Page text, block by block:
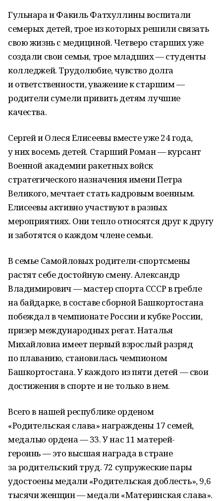
Гульнара и Факиль Фатхуллины воспитали
семерых детей, трое из которых решили связать
свою жизнь с медициной. Четверо старших уже
создали свои семьи, трое младших — студенты
колледжей. Трудолюбие, чувство долга
и ответственности, уважение к старшим —
родители сумели привить детям лучшие
качества.
Сергей и Олеся Елисеевы вместе уже 24 года,
у них восемь детей. Старший Роман — курсант
Военной академии ракетных войск
стратегического назначения имени Петра
Великого, мечтает стать кадровым военным.
Елисеевы активно участвуют в разных
мероприятиях. Они тепло относятся друг к другу
и заботятся о каждом члене семьи.
В семье Самойловых родители-спортсмены
растят себе достойную смену. Александр
Владимирович — мастер спорта СССР в гребле
на байдарке, в составе сборной Башкортостана
побеждал в чемпионате России и кубке России,
призер международных регат. Наталья
Михайловна имеет первый взрослый разряд
по плаванию, становилась чемпионом
Башкортостана. У каждого из пяти детей — свои
достижения в спорте и не только в нем.
Всего в нашей республике орденом
«Родительская слава» награждены 17 семей,
медалью ордена — 33. У нас 11 матерей-
героинь — это высшая награда в стране
за родительский труд. 72 супружеские пары
удостоены медали «Родительская доблесть», 9,6
тысячи женщин — медали «Материнская слава».